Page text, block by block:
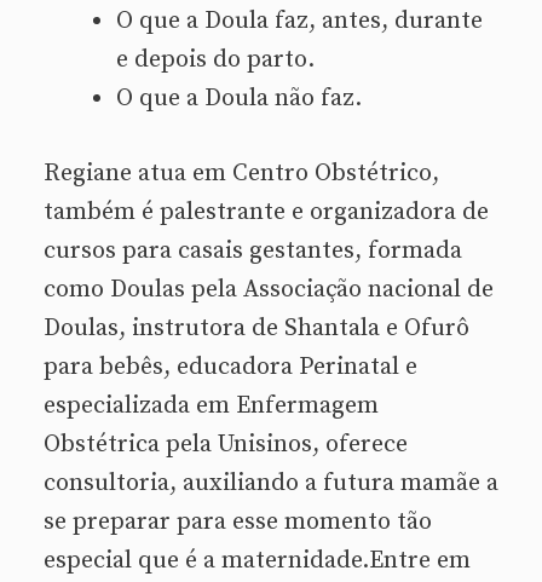
O que a Doula faz, antes, durante
e depois do parto.
O que a Doula não faz.
Regiane atua em Centro Obstétrico,
também é palestrante e organizadora de
cursos para casais gestantes, formada
como Doulas pela Associação nacional de
Doulas, instrutora de Shantala e Ofurô
para bebês, educadora Perinatal e
especializada em Enfermagem
Obstétrica pela Unisinos, oferece
consultoria, auxiliando a futura mamãe a
se preparar para esse momento tão
especial que é a maternidade.Entre em